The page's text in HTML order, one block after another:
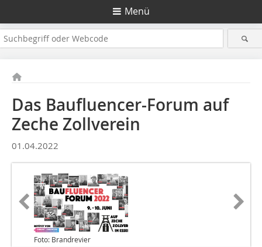
Menü
Das Baufluencer-Forum auf
Zeche Zollverein
01.04.2022
Foto: Brandrevier